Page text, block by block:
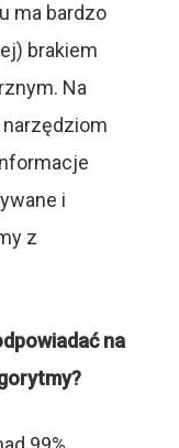
ma bardzo
brakiem
Na
i
z
na